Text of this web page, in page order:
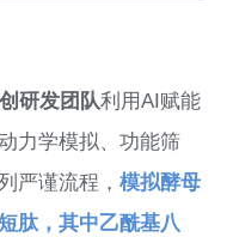
研发团队利用AI赋能
力学模拟、功能筛
严谨流程， 模拟酵母
肽，其中乙酰基八